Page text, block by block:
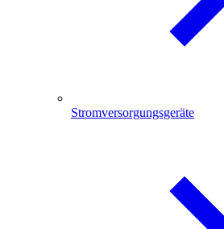
Stromversorgungsgeräte